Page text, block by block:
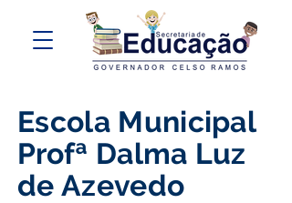
Escola Municipal
Profª Dalma Luz
de Azevedo